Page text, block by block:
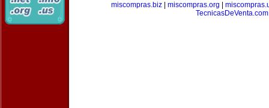
miscompras.biz| miscompras.org
TecnicasDeVenta.com